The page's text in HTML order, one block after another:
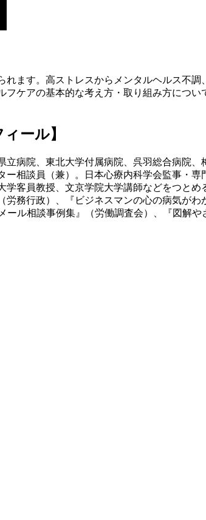
ます。高ストレスからメンタルヘルス不
ケアの基本的な考え方・取り組み方につ
ール】
病院、東北大学付属病院、呉羽総合病院
相談員（兼）。日本心療内科学会監事・
客員教授、文京学院大学講師などをつと
務行政）、『ビジネスマンの心の病気が
ル相談事例集』（労働調査会）、『図解